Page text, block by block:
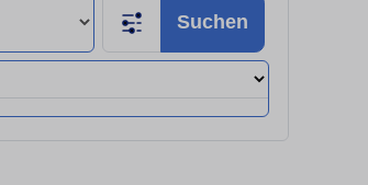
Suchen